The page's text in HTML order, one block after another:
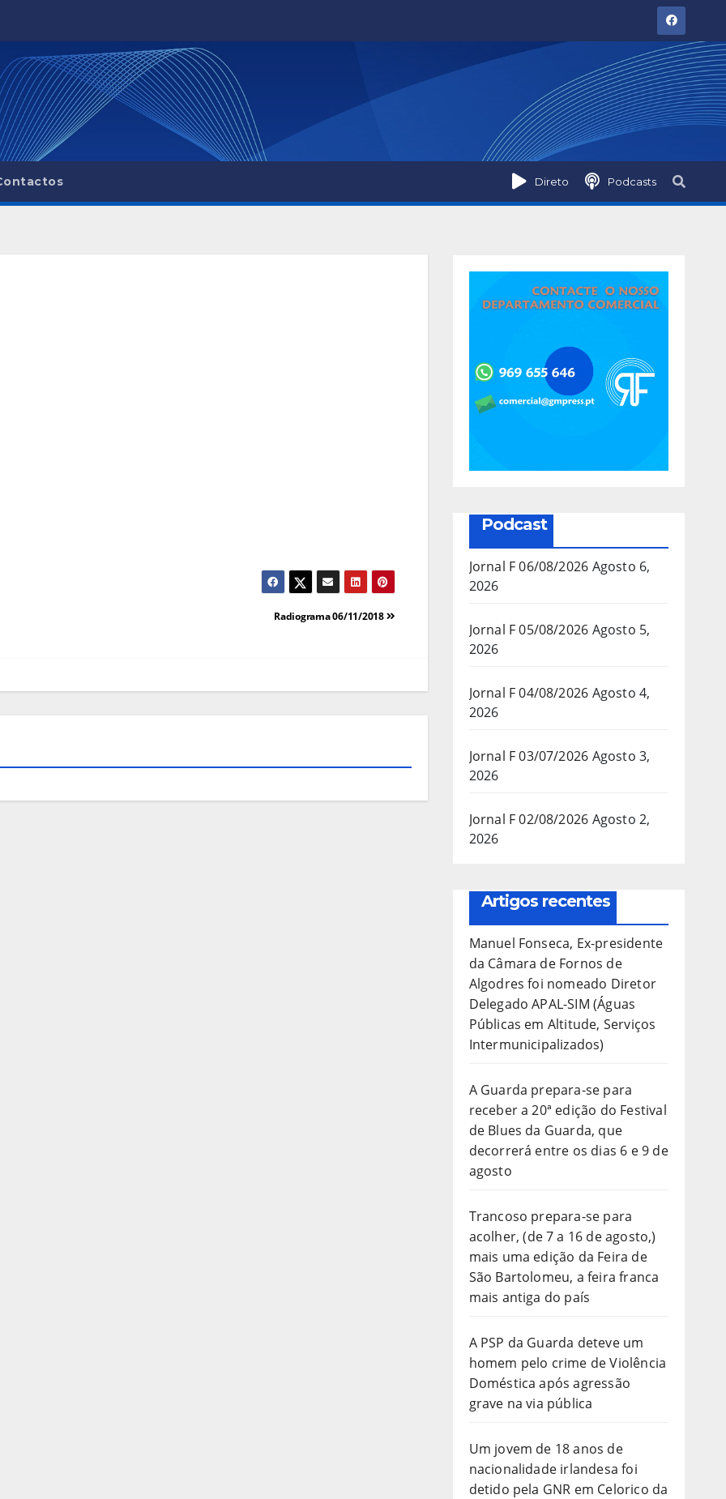
Direto Podcasts
Radiograma 06/11/2018
Podcast
Jornal F 06/08/2026 Agosto 6,
2026
Jornal F 05/08/2026 Agosto 5,
2026
Jornal F 04/08/2026 Agosto 4,
2026
Jornal F 03/07/2026 Agosto 3,
2026
Jornal F 02/08/2026 Agosto 2,
2026
Artigos recentes
Manuel Fonseca, Ex-presidente
da Câmara de Fornos de
Algodres foi nomeado Diretor
Delegado APAL-SIM (Águas
Públicas em Altitude, Serviços
Intermunicipalizados)
A Guarda prepara-se para
receber a 20ª edição do Festival
de Blues da Guarda, que
decorrerá entre os dias 6 e 9 de
agosto
Trancoso prepara-se para
acolher, (de 7 a 16 de agosto,)
mais uma edição da Feira de
São Bartolomeu, a feira franca
mais antiga do país
A PSP da Guarda deteve um
homem pelo crime de Violência
Doméstica após agressão
grave na via pública
Um jovem de 18 anos de
nacionalidade irlandesa foi
detido pela GNR em Celorico da